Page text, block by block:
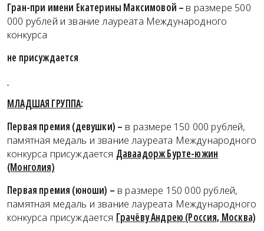
Гран-при имени Екатерины Максимовой – в размере 500
000 рублей и звание лауреата Международного
конкурса
не присуждается
МЛАДШАЯ ГРУППА:
Первая премия (девушки) – в размере 150 000 рублей,
памятная медаль и звание лауреата Международного
конкурса присуждается Даваадорж Бурте-южин
(Монголия)
Первая премия (юноши) – в размере 150 000 рублей,
памятная медаль и звание лауреата Международного
конкурса присуждается Грачёву Андрею (Россия, Москва)